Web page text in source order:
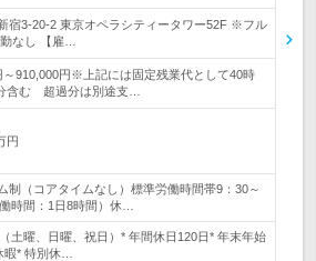
宿3-20-2 東京オペラシティータワー52F ※フル
なし 【雇…
～910,000円※上記には固定残業代として40時
含む 超過分は別途支…
円
制（コアタイムなし）標準労働時間帯9：30～
時間：1日8時間）休…
土曜、日曜、祝日）* 年間休日120日* 年末年始
暇* 特別休…